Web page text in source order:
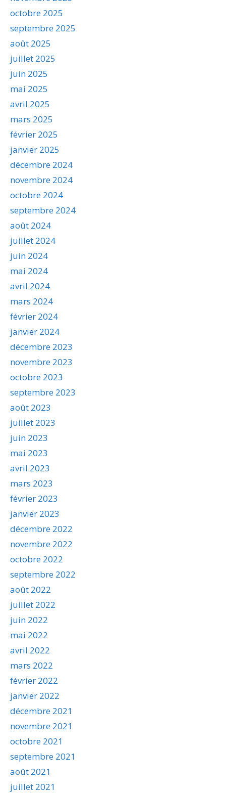
octobre 2025
septembre 2025
août 2025
juillet 2025
juin 2025
mai 2025
avril 2025
mars 2025
février 2025
janvier 2025
décembre 2024
novembre 2024
octobre 2024
septembre 2024
août 2024
juillet 2024
juin 2024
mai 2024
avril 2024
mars 2024
février 2024
janvier 2024
décembre 2023
novembre 2023
octobre 2023
septembre 2023
août 2023
juillet 2023
juin 2023
mai 2023
avril 2023
mars 2023
février 2023
janvier 2023
décembre 2022
novembre 2022
octobre 2022
septembre 2022
août 2022
juillet 2022
juin 2022
mai 2022
avril 2022
mars 2022
février 2022
janvier 2022
décembre 2021
novembre 2021
octobre 2021
septembre 2021
août 2021
juillet 2021